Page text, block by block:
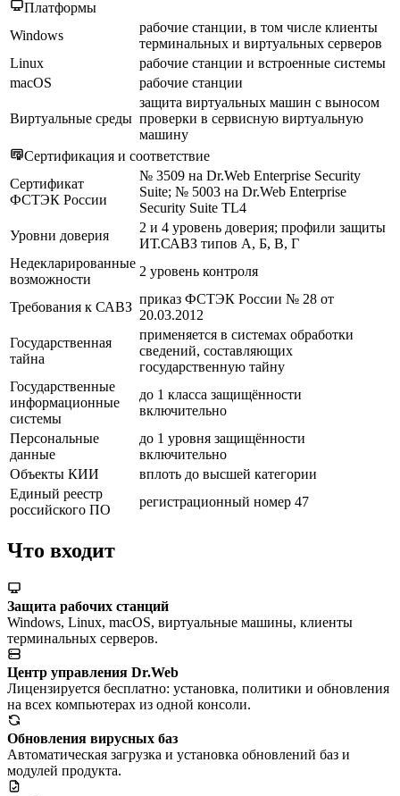
Платформы
Windows
рабочие станции, в том числе клиенты
терминальных и виртуальных серверов
Linux
рабочие станции и встроенные системы
macOS
рабочие станции
Виртуальные среды
защита виртуальных машин с выносом
проверки в сервисную виртуальную
машину
Сертификация и соответствие
Сертификат
ФСТЭК России
№ 3509 на Dr.Web Enterprise Security
Suite; № 5003 на Dr.Web Enterprise
Security Suite TL4
Уровни доверия
2 и 4 уровень доверия; профили защиты
ИТ.САВЗ типов А, Б, В, Г
Недекларированные
возможности
2 уровень контроля
Требования к САВЗ
приказ ФСТЭК России № 28 от
20.03.2012
Государственная
тайна
применяется в системах обработки
сведений, составляющих
государственную тайну
Государственные
информационные
системы
до 1 класса защищённости
включительно
Персональные
данные
до 1 уровня защищённости
включительно
Объекты КИИ
вплоть до высшей категории
Единый реестр
российского ПО
регистрационный номер 47
Что входит
Защита рабочих станций
Windows, Linux, macOS, виртуальные машины, клиенты
терминальных серверов.
Центр управления Dr.Web
Лицензируется бесплатно: установка, политики и обновления
на всех компьютерах из одной консоли.
Обновления вирусных баз
Автоматическая загрузка и установка обновлений баз и
модулей продукта.